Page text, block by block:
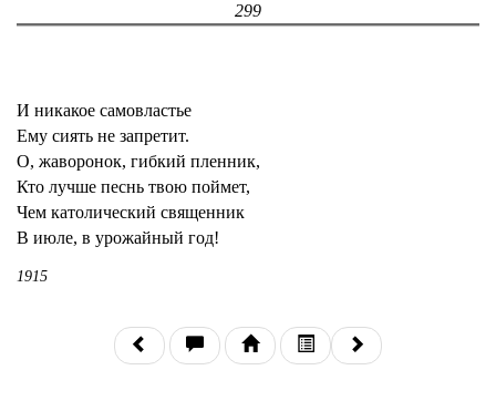
299
И никакое самовластье
Ему сиять не запретит.
О, жаворонок, гибкий пленник,
Кто лучше песнь твою поймет,
Чем католический священник
В июле, в урожайный год!
1915